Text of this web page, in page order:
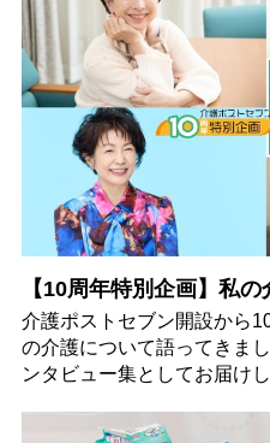
【10周年特別企画】私の
介護ポストセブン開設から
の介護について語ってきま
ンタビュー集としてお届けし